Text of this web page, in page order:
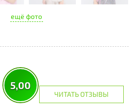
ещё фото
5,00
ЧИТАТЬ ОТЗЫВЫ